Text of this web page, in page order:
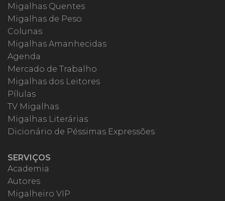
Migalhas Quentes
Migalhas de Peso
Colunas
Migalhas Amanhecidas
Agenda
Mercado de Trabalho
Migalhas dos Leitores
Pílulas
TV Migalhas
Migalhas Literárias
Dicionário de Péssimas Expressões
SERVIÇOS
Academia
Autores
Migalheiro VIP